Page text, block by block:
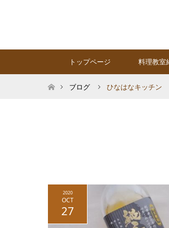
トップページ 料理教室
ホームブログ ひなはなキッチン
2020
OCT
27